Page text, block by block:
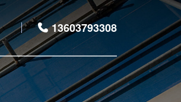
13603793308